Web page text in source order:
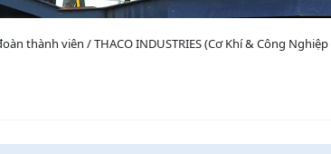
thành viên / THACO INDUSTRIES (Cơ Khí & Công